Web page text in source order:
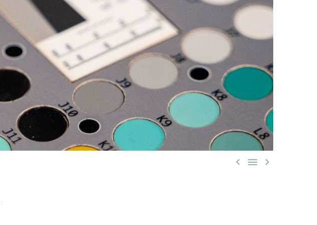
  